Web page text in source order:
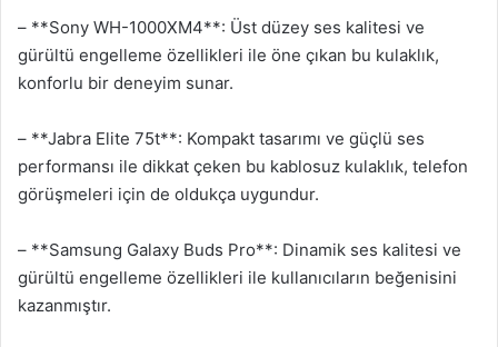
– **Sony WH-1000XM4**: Üst düzey ses kalitesi ve
gürültü engelleme özellikleri ile öne çıkan bu kulaklık,
konforlu bir deneyim sunar.
– **Jabra Elite 75t**: Kompakt tasarımı ve güçlü ses
performansı ile dikkat çeken bu kablosuz kulaklık, telefon
görüşmeleri için de oldukça uygundur.
– **Samsung Galaxy Buds Pro**: Dinamik ses kalitesi ve
gürültü engelleme özellikleri ile kullanıcıların beğenisini
kazanmıştır.